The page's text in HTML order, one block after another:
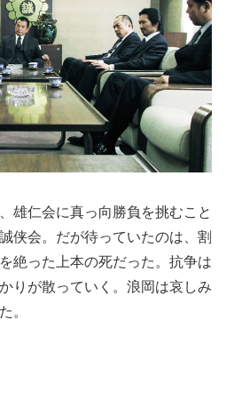
雄仁会に真っ向勝負を挑むこと
侠会。だが待っていたのは、割
絶った上本の死だった。抗争は
りが散っていく。浪岡は哀しみ
。